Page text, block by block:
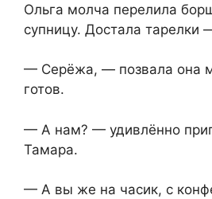
Ольга молча перелила
супницу. Достала тарелки
— Серёжа, — позвала она
готов.
— А нам? — удивлённо
Тамара.
— А вы же на часик, с